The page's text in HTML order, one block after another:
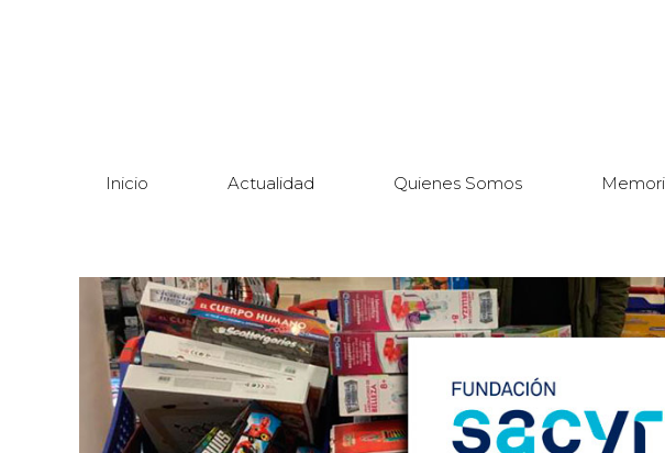
Inicio Actualidad Quienes Somos